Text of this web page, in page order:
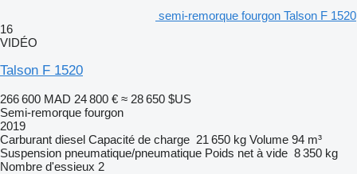
semi-remorque fourgon Talson F 1520
16
VIDÉO
Talson F 1520
266 600 MAD 24 800 € ≈ 28 650 $US
Semi-remorque fourgon
2019
Carburant diesel Capacité de charge 21 650 kg Volume 94 m³
Suspension pneumatique/pneumatique Poids net à vide 8 350 kg
Nombre d'essieux 2